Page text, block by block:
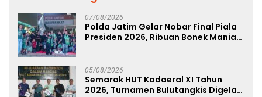
07/08/2026
Polda Jatim Gelar Nobar Final Piala
Presiden 2026, Ribuan Bonek Mania
05/08/2026
Semarak HUT Kodaeral XI Tahun
2026, Turnamen Bulutangkis Digelar